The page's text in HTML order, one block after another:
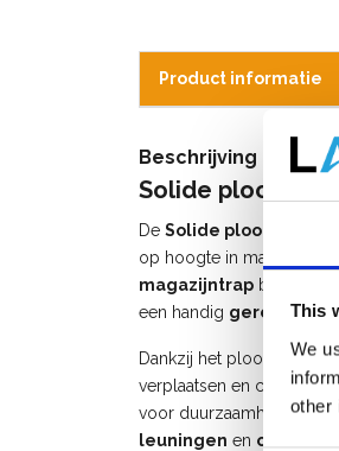
This
We
other
Product informatie
Beschrijving
Solide plooibaar
De Solide plooibare
op hoogte in
magazijntrap beschikt
een handig
Dankzij het plooibare
verplaatsen en compact
voor duurzaamheid en
leuningen en